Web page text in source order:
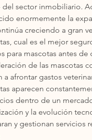
del sector inmobiliario.
enormemente la
creciendo a gran
cual es el mejor
para mascotas antes
de las mascotas
a afrontar gastos
aparecen
dentro de un
y la evolución
y gestionan servicios